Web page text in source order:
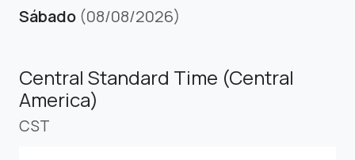
Sábado (08/08/2026)
Central Standard Time (Central
America)
CST